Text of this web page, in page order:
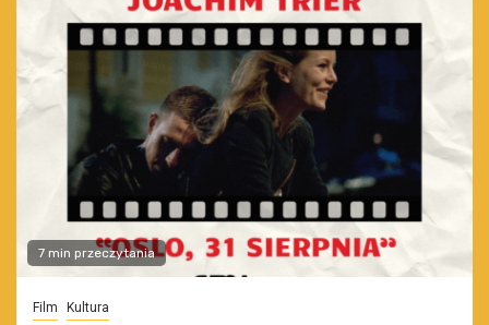
7 min przeczytania
Film Kultura